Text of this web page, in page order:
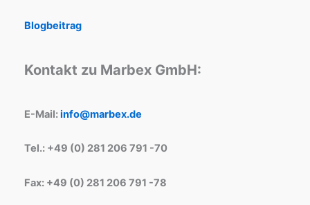
Blogbeitrag
Kontakt zu Marbex GmbH:
E-Mail:info@marbex.de
Tel.: +49 (0) 281 206 791 -70
Fax: +49 (0) 281 206 791 -78